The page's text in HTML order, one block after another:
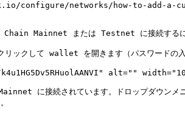
configure/networks/how-to-add-a-
Mainnet または Testnet に接続するには
クして wallet を開きます（パスワードの入
alt=""
に接続されています。ドロップダウン